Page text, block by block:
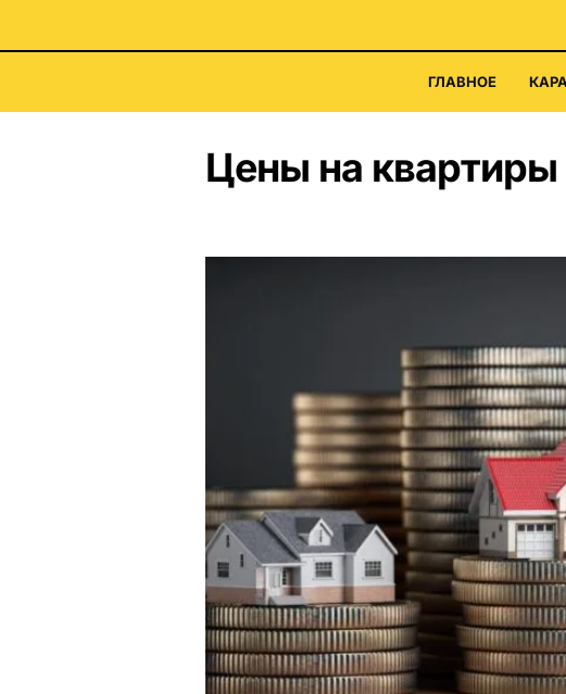
ГЛАВНОЕ
Цены на